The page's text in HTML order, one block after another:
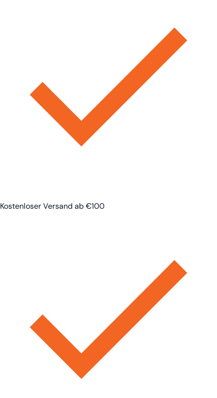
Kostenloser Versand ab €100